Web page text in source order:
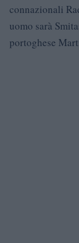
connazionali
uomo sarà
portoghese